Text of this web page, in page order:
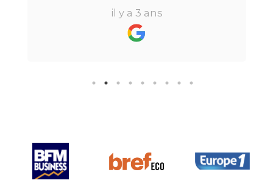
réactive, elle a su répondre à
toutes mes questions en moins de
24h par email ou par
supplémentaire est très bien
il y a 3 ans